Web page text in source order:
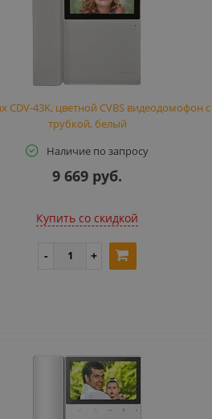
CDV-43K, цветной CVBS видеодомофон с
трубкой, белый
Наличие по запросу
9 669 руб.
Купить cо скидкой